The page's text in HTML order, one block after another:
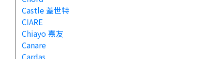
Castle 蓋世特
CIARE
Chiayo 嘉友
Canare